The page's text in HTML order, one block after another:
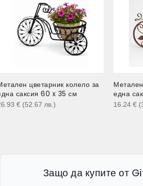
цветарник колело за
саксия 60 x 35 см
€ (52.67 лв. )
една
16.24 €
Защо да купите от